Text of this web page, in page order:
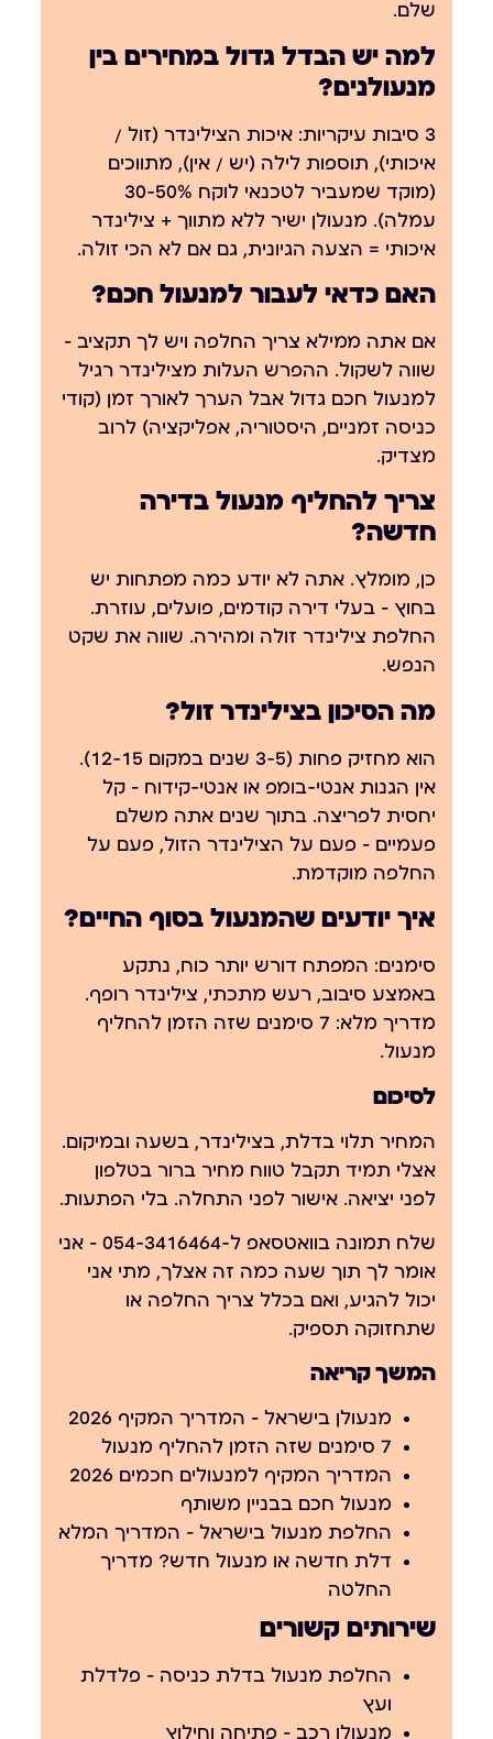
שלם.
למה יש הבדל גדול במחירים בין
מנעולנים?
3 סיבות עיקריות: איכות הצילינדר (זול /
איכותי), תוספות לילה (יש / אין), מתווכים
(מוקד שמעביר לטכנאי לוקח 30-50%
עמלה). מנעולן ישיר ללא מתווך + צילינדר
איכותי = הצעה הגיונית, גם אם לא הכי זולה.
האם כדאי לעבור למנעול חכם?
אם אתה ממילא צריך החלפה ויש לך תקציב —
שווה לשקול. ההפרש העלות מצילינדר רגיל
למנעול חכם גדול אבל הערך לאורך זמן (קודי
כניסה זמניים, היסטוריה, אפליקציה) לרוב
מצדיק.
צריך להחליף מנעול בדירה
חדשה?
כן, מומלץ. אתה לא יודע כמה מפתחות יש
בחוץ — בעלי דירה קודמים, פועלים, עוזרת.
החלפת צילינדר זולה ומהירה. שווה את שקט
הנפש.
מה הסיכון בצילינדר זול?
הוא מחזיק פחות (3-5 שנים במקום 12-15).
אין הגנות אנטי-בומפ או אנטי-קידוח — קל
יחסית לפריצה. בתוך שנים אתה משלם
פעמיים — פעם על הצילינדר הזול, פעם על
החלפה מוקדמת.
איך יודעים שהמנעול בסוף החיים?
סימנים: המפתח דורש יותר כוח, נתקע
באמצע סיבוב, רעש מתכתי, צילינדר רופף.
מדריך מלא: 7 סימנים שזה הזמן להחליף
מנעול.
לסיכום
המחיר תלוי בדלת, בצילינדר, בשעה ובמיקום.
אצלי תמיד תקבל טווח מחיר ברור בטלפון
לפני יציאה. אישור לפני התחלה. בלי הפתעות.
שלח תמונה בוואטסאפ ל-054-3416464— אני
אומר לך תוך שעה כמה זה אצלך, מתי אני
יכול להגיע, ואם בכלל צריך החלפה או
שתחזוקה תספיק.
המשך קריאה
מנעולן בישראל — המדריך המקיף 2026
7 סימנים שזה הזמן להחליף מנעול
המדריך המקיף למנעולים חכמים 2026
מנעול חכם בבניין משותף
החלפת מנעול בישראל — המדריך המלא
דלת חדשה או מנעול חדש? מדריך
החלטה
שירותים קשורים
החלפת מנעול בדלת כניסה – פלדלת
ועץ
מנעולן רכב – פתיחה וחילוץ